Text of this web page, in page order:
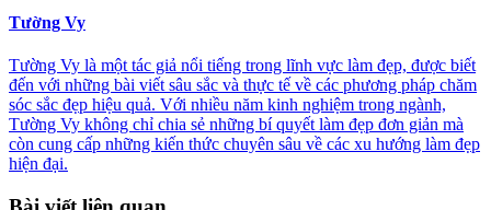
Tường Vy
Tường Vy là một tác giả nổi tiếng trong lĩnh vực làm đẹp, được biết
đến với những bài viết sâu sắc và thực tế về các phương pháp chăm
sóc sắc đẹp hiệu quả. Với nhiều năm kinh nghiệm trong ngành,
Tường Vy không chỉ chia sẻ những bí quyết làm đẹp đơn giản mà
còn cung cấp những kiến thức chuyên sâu về các xu hướng làm đẹp
hiện đại.